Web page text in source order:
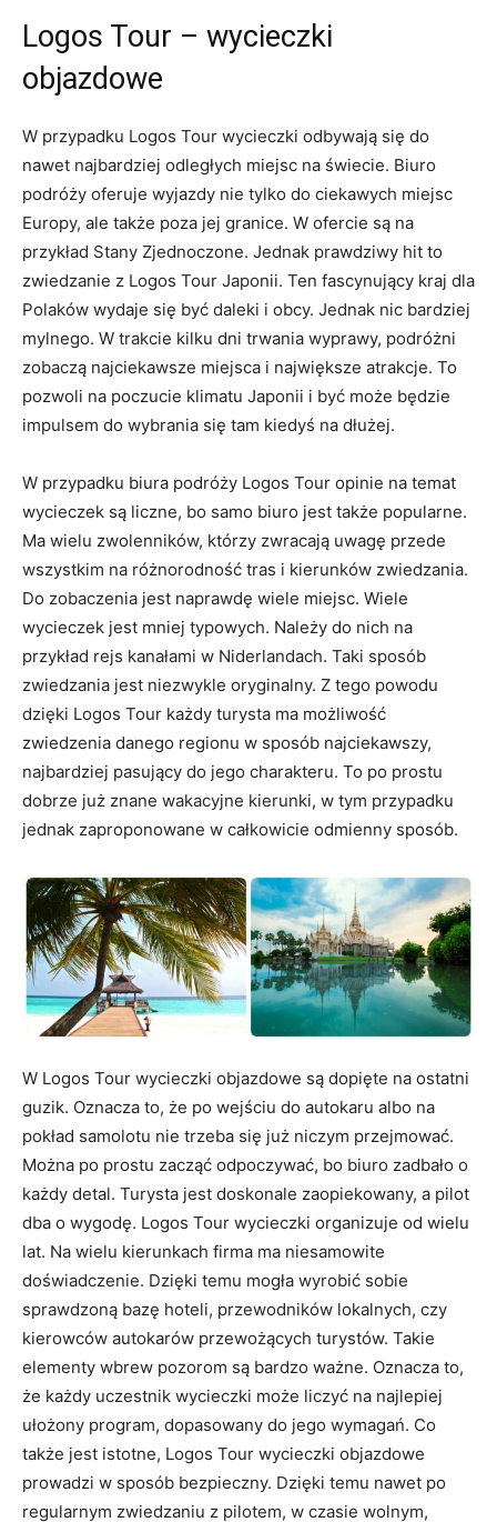
Logos Tour – wycieczki
objazdowe
W przypadku Logos Tour wycieczki odbywają się do
nawet najbardziej odległych miejsc na świecie. Biuro
podróży oferuje wyjazdy nie tylko do ciekawych miejsc
Europy, ale także poza jej granice. W ofercie są na
przykład Stany Zjednoczone. Jednak prawdziwy hit to
zwiedzanie z Logos Tour Japonii. Ten fascynujący kraj dla
Polaków wydaje się być daleki i obcy. Jednak nic bardziej
mylnego. W trakcie kilku dni trwania wyprawy, podróżni
zobaczą najciekawsze miejsca i największe atrakcje. To
pozwoli na poczucie klimatu Japonii i być może będzie
impulsem do wybrania się tam kiedyś na dłużej.
W przypadku biura podróży Logos Tour opinie na temat
wycieczek są liczne, bo samo biuro jest także popularne.
Ma wielu zwolenników, którzy zwracają uwagę przede
wszystkim na różnorodność tras i kierunków zwiedzania.
Do zobaczenia jest naprawdę wiele miejsc. Wiele
wycieczek jest mniej typowych. Należy do nich na
przykład rejs kanałami w Niderlandach. Taki sposób
zwiedzania jest niezwykle oryginalny. Z tego powodu
dzięki Logos Tour każdy turysta ma możliwość
zwiedzenia danego regionu w sposób najciekawszy,
najbardziej pasujący do jego charakteru. To po prostu
dobrze już znane wakacyjne kierunki, w tym przypadku
jednak zaproponowane w całkowicie odmienny sposób.
W Logos Tour wycieczki objazdowe są dopięte na ostatni
guzik. Oznacza to, że po wejściu do autokaru albo na
pokład samolotu nie trzeba się już niczym przejmować.
Można po prostu zacząć odpoczywać, bo biuro zadbało o
każdy detal. Turysta jest doskonale zaopiekowany, a pilot
dba o wygodę. Logos Tour wycieczki organizuje od wielu
lat. Na wielu kierunkach firma ma niesamowite
doświadczenie. Dzięki temu mogła wyrobić sobie
sprawdzoną bazę hoteli, przewodników lokalnych, czy
kierowców autokarów przewożących turystów. Takie
elementy wbrew pozorom są bardzo ważne. Oznacza to,
że każdy uczestnik wycieczki może liczyć na najlepiej
ułożony program, dopasowany do jego wymagań. Co
także jest istotne, Logos Tour wycieczki objazdowe
prowadzi w sposób bezpieczny. Dzięki temu nawet po
regularnym zwiedzaniu z pilotem, w czasie wolnym,